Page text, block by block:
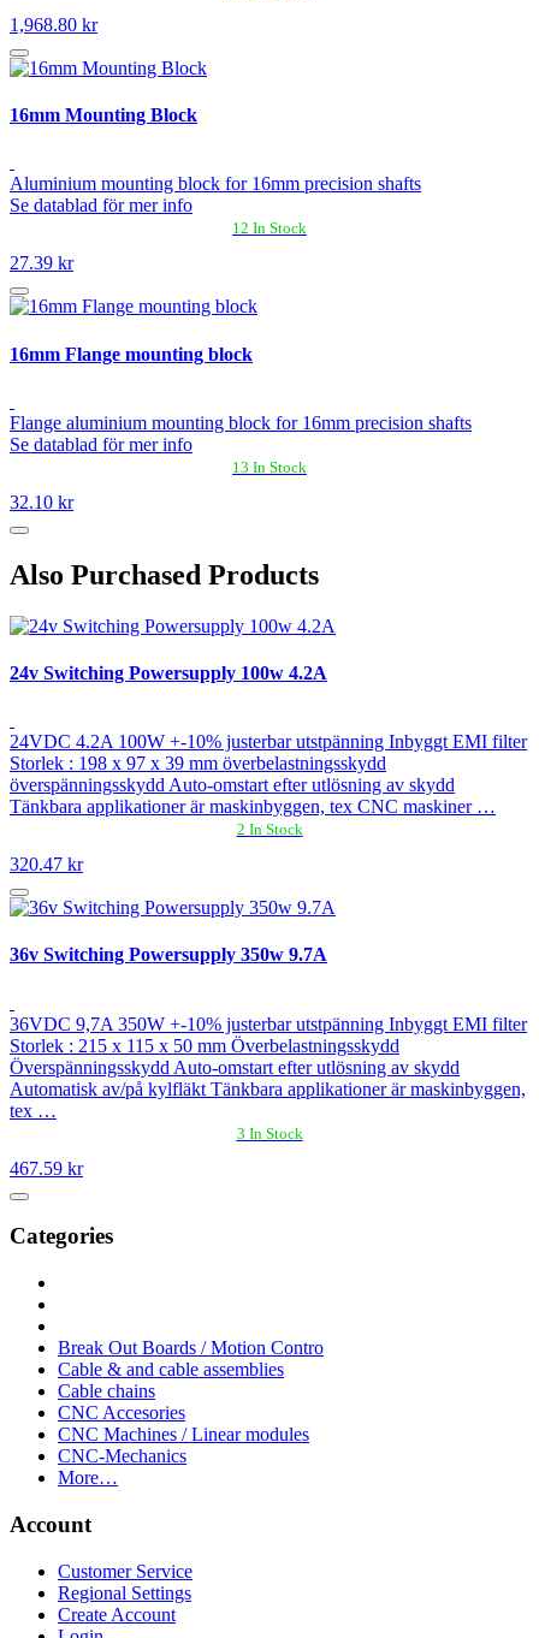
1,968.80 kr
16mm Mounting Block
Aluminium mounting block for 16mm precision shafts
Se datablad för mer info
12 In Stock
27.39 kr
16mm Flange mounting block
Flange aluminium mounting block for 16mm precision shafts
Se datablad för mer info
13 In Stock
32.10 kr
Also Purchased Products
24v Switching Powersupply 100w 4.2A
24VDC 4.2A 100W +-10% justerbar utstpänning Inbyggt EMI filter
Storlek : 198 x 97 x 39 mm överbelastningsskydd
överspänningsskydd Auto-omstart efter utlösning av skydd
Tänkbara applikationer är maskinbyggen, tex CNC maskiner …
2 In Stock
320.47 kr
36v Switching Powersupply 350w 9.7A
36VDC 9,7A 350W +-10% justerbar utstpänning Inbyggt EMI filter
Storlek : 215 x 115 x 50 mm Överbelastningsskydd
Överspänningsskydd Auto-omstart efter utlösning av skydd
Automatisk av/på kylfläkt Tänkbara applikationer är maskinbyggen,
tex …
3 In Stock
467.59 kr
Categories
Break Out Boards / Motion Contro
Cable & and cable assemblies
Cable chains
CNC Accesories
CNC Machines / Linear modules
CNC-Mechanics
More…
Account
Customer Service
Regional Settings
Create Account